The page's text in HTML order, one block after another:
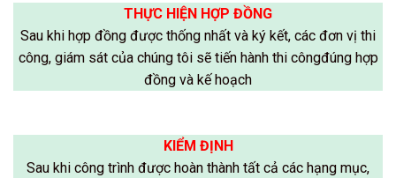
THỰC HIỆN HỢP ĐỒNG
Sau khi hợp đồng được thống nhất và ký kết, các đơn vị thi
công, giám sát của chúng tôi sẽ tiến hành thi côngđúng hợp
đồng và kế hoạch
KIỂM ĐỊNH
Sau khi công trình được hoàn thành tất cả các hạng mục,